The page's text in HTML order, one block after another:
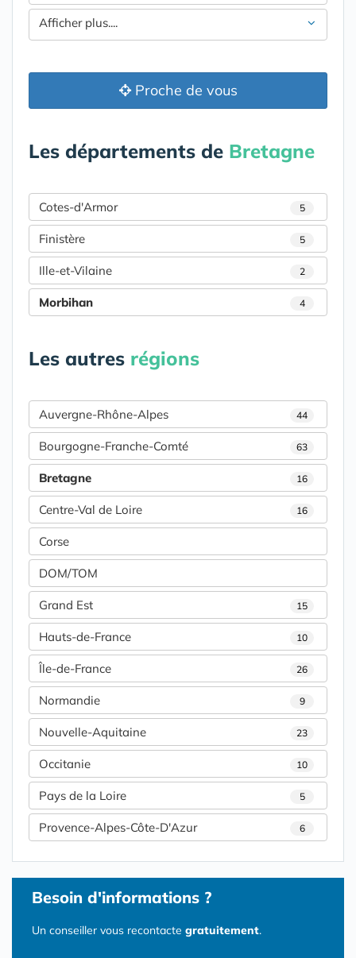
Afficher plus....
Proche de vous
Les départements de Bretagne
Cotes-d'Armor 5
Finistère 5
Ille-et-Vilaine 2
Morbihan 4
Les autres régions
Auvergne-Rhône-Alpes 44
Bourgogne-Franche-Comté 63
Bretagne 16
Centre-Val de Loire 16
Corse
DOM/TOM
Grand Est 15
Hauts-de-France 10
Île-de-France 26
Normandie 9
Nouvelle-Aquitaine 23
Occitanie 10
Pays de la Loire 5
Provence-Alpes-Côte-D'Azur 6
Besoin d'informations ?
Un conseiller vous recontacte gratuitement.